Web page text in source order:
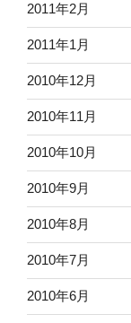
2011年2月
2011年1月
2010年12月
2010年11月
2010年10月
2010年9月
2010年8月
2010年7月
2010年6月